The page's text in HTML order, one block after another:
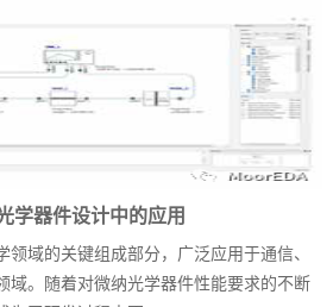
学器件设计中的应用
域的关键组成部分，广泛应用于通信、
域。随着对微纳光学器件性能要求的不断